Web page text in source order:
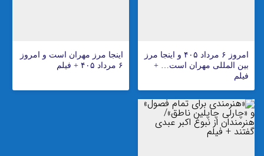
امروز ۶ مرداد ۴۰۵ و اینجا مرز
بین المللی مهران است… +
فیلم
اینجا مرز مهران است و امروز
۶ مرداد ۴۰۵ + فیلم